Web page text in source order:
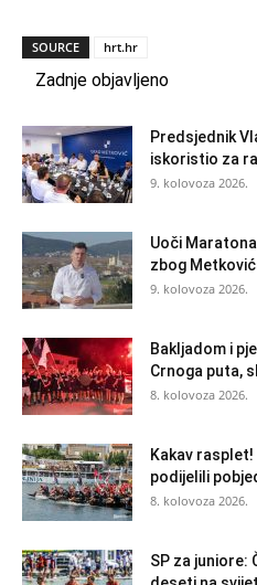
SOURCE hrt.hr
Zadnje objavljeno
Predsjednik
iskoristio za
9. kolovoza 2026.
Uoči
zbog
9. kolovoza 2026.
Bakljadom i
Crnoga puta,
8. kolovoza 2026.
Kakav rasplet!
podijelili
8. kolovoza 2026.
SP za juniore: